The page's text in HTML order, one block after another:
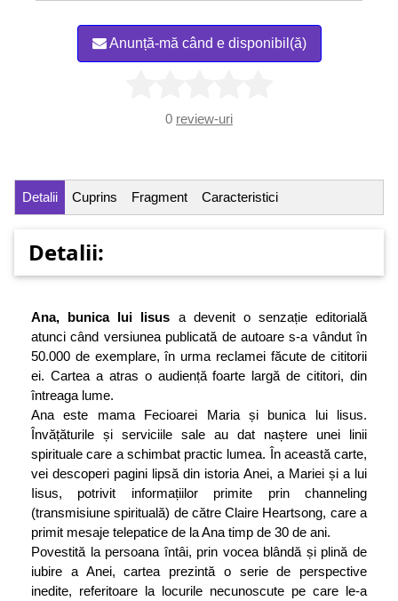
Anunță-mă când e disponibil(ă)
0 review-uri
Detalii Cuprins Fragment Caracteristici
Detalii:
Ana, bunica lui lisus a devenit o senzație editorială
atunci când versiunea publicată de autoare s-a vândut în
50.000 de exemplare, în urma reclamei făcute de cititorii
ei. Cartea a atras o audiență foarte largă de cititori, din
întreaga lume.
Ana este mama Fecioarei Maria și bunica lui lisus.
Învățăturile și serviciile sale au dat naștere unei linii
spirituale care a schimbat practic lumea. În această carte,
vei descoperi pagini lipsă din istoria Anei, a Mariei și a lui
Iisus, potrivit informațiilor primite prin channeling
(transmisiune spirituală) de către Claire Heartsong, care a
primit mesaje telepatice de la Ana timp de 30 de ani.
Povestită la persoana întâi, prin vocea blândă și plină de
iubire a Anei, cartea prezintă o serie de perspective
inedite, referitoare la locurile necunoscute pe care le-a